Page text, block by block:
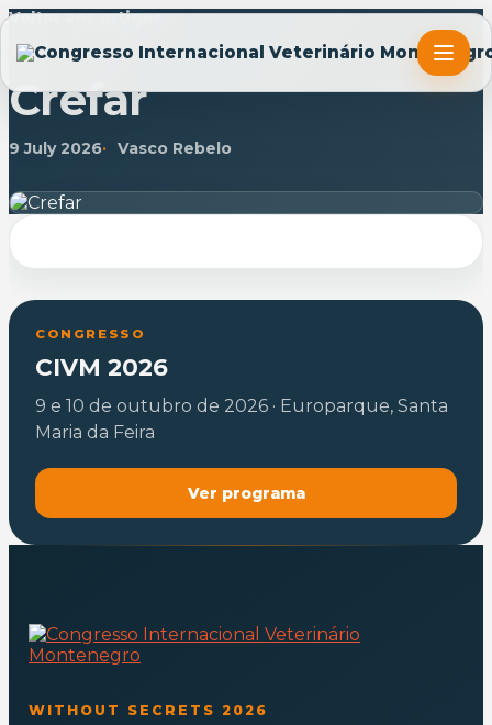
Voltar aos artigos
ARTIGO
Crefar
9 July 2026 Vasco Rebelo
CONGRESSO
CIVM 2026
9 e 10 de outubro de 2026 · Europarque, Santa
Maria da Feira
Ver programa
WITHOUT SECRETS 2026